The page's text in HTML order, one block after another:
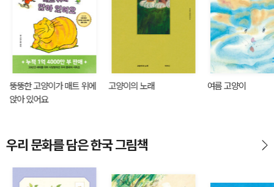
뚱뚱한 고양이가 매트 위에
앉아 있어요
고양이의 노래 여름 고양이
우리 문화를 담은 한국 그림책